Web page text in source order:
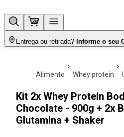
Entrega ou retirada? Informe o seu
alimento whey protein
Kit 2x Whey Protein
Chocolate - 900g + 2x
Glutamina + Shaker